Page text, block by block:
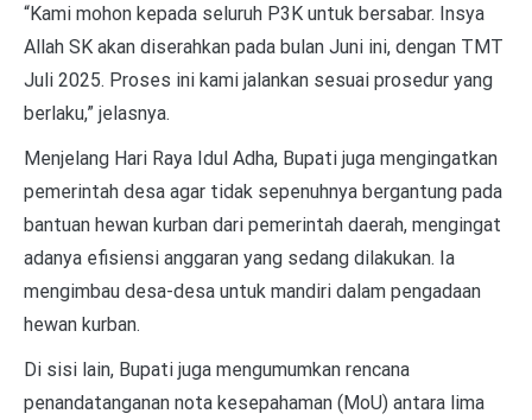
“Kami mohon kepada seluruh P3K untuk bersabar. Insya
Allah SK akan diserahkan pada bulan Juni ini, dengan TMT
Juli 2025. Proses ini kami jalankan sesuai prosedur yang
berlaku,” jelasnya.
Menjelang Hari Raya Idul Adha, Bupati juga mengingatkan
pemerintah desa agar tidak sepenuhnya bergantung pada
bantuan hewan kurban dari pemerintah daerah, mengingat
adanya efisiensi anggaran yang sedang dilakukan. Ia
mengimbau desa-desa untuk mandiri dalam pengadaan
hewan kurban.
Di sisi lain, Bupati juga mengumumkan rencana
penandatanganan nota kesepahaman (MoU) antara lima